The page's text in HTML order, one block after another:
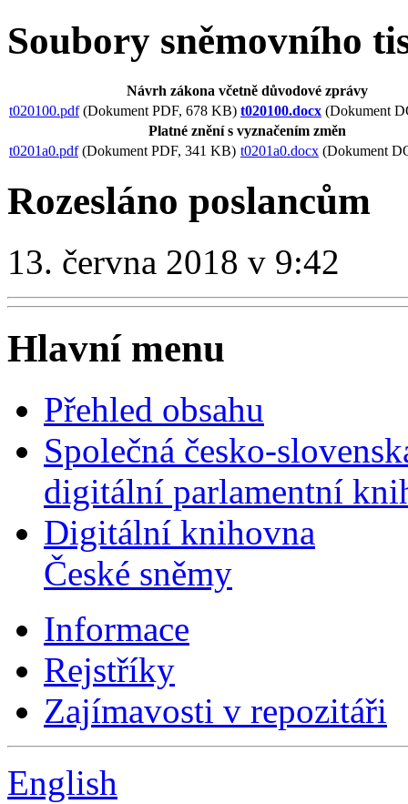
Soubory sněmovního
Návrh zákona včetně důvodové zprávy
t020100.pdf(Dokument PDF, 678 KB) t020100.docx (Dokument
Platné znění s vyznačením změn
t0201a0.pdf(Dokument PDF, 341 KB) t0201a0.docx (Dokument
Rozesláno poslancům
13. června 2018 v 9:42
Hlavní menu
Přehled obsahu
Společná česko-
digitální parlamentní
Digitální knihovna
České sněmy
Informace
Rejstříky
Zajímavosti v repozitáři
English